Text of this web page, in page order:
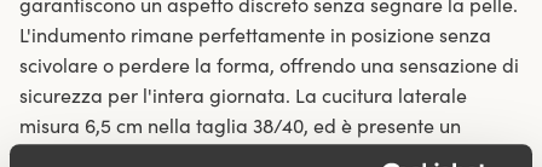
garantiscono un aspetto discreto senza segnare la pelle.
L'indumento rimane perfettamente in posizione senza
scivolare o perdere la forma, offrendo una sensazione di
sicurezza per l'intera giornata. La cucitura laterale
misura 6,5 cm nella taglia 38/40, ed è presente un